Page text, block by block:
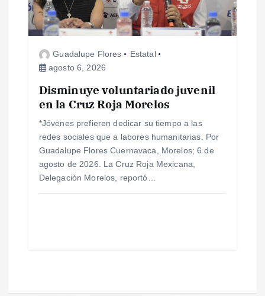
Guadalupe Flores
Estatal
agosto 6, 2026
Disminuye voluntariado juvenil
en la Cruz Roja Morelos
*Jóvenes prefieren dedicar su tiempo a las
redes sociales que a labores humanitarias. Por
Guadalupe Flores Cuernavaca, Morelos; 6 de
agosto de 2026. La Cruz Roja Mexicana,
Delegación Morelos, reportó…